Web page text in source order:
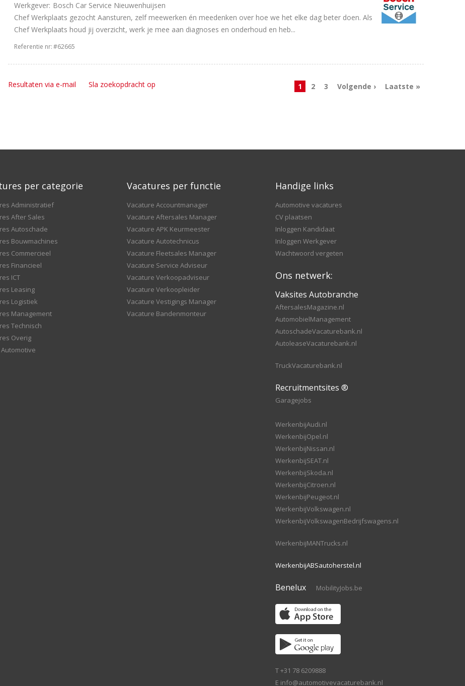
Werkgever: Bosch Car Service Nieuwenhuijsen
Chef Werkplaats gezocht Aansturen, zelf meewerken én meedenken over hoe we het elke dag beter doen. Als
Chef Werkplaats houd jij overzicht, werk je mee aan diagnoses en onderhoud en heb...
Referentie nr:#62665
1 2 3 Volgende › Laatste »
Resultaten via e-mail Sla zoekopdracht op
per categorie
Administratief
After Sales
Autoschade
Bouwmachines
Commercieel
Financieel
ICT
Leasing
Logistiek
Management
Technisch
Overig
Vacatures per functie
Vacature Accountmanager
Vacature Aftersales Manager
Vacature APK Keurmeester
Vacature Autotechnicus
Vacature Fleetsales Manager
Vacature Service Adviseur
Vacature Verkoopadviseur
Vacature Verkoopleider
Vacature Vestigings Manager
Vacature Bandenmonteur
Handige links
Automotive vacatures
CV plaatsen
Inloggen Kandidaat
Inloggen Werkgever
Wachtwoord vergeten
Ons netwerk:
Vaksites Autobranche
AftersalesMagazine.nl
AutomobielManagement
AutoschadeVacaturebank.nl
AutoleaseVacaturebank.nl
TruckVacaturebank.nl
Recruitmentsites ®
Garagejobs
WerkenbijAudi.nl
WerkenbijOpel.nl
WerkenbijNissan.nl
WerkenbijSEAT.nl
WerkenbijSkoda.nl
WerkenbijCitroen.nl
WerkenbijPeugeot.nl
WerkenbijVolkswagen.nl
WerkenbijVolkswagenBedrijfswagens.nl
WerkenbijMANTrucks.nl
WerkenbijABSautoherstel.nl
Benelux MobilityJobs.be
T +31 78 6209888
E info@automotivevacaturebank.nl